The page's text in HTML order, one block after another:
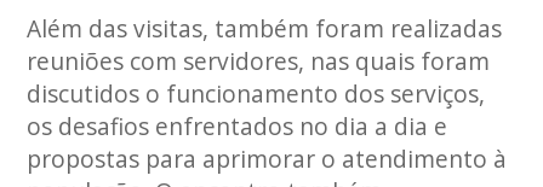
Além das visitas, também foram realizadas
reuniões com servidores, nas quais foram
discutidos o funcionamento dos serviços,
os desafios enfrentados no dia a dia e
propostas para aprimorar o atendimento à